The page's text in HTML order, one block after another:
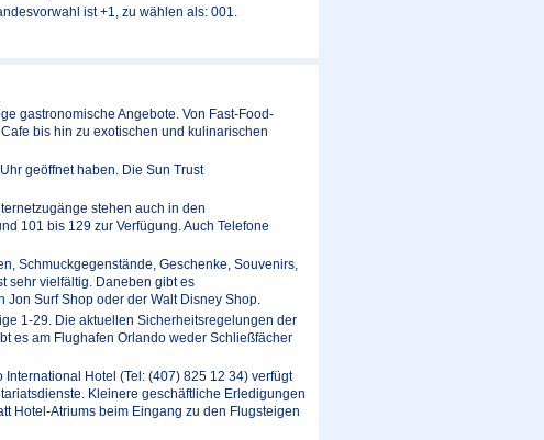
ist +1, zu wählen als: 001.
gastronomische Angebote. Von Fast-Food-
bis hin zu exotischen und kulinarischen
geöffnet haben. Die Sun Trust
stehen auch in den
101 bis 129 zur Verfügung. Auch Telefone
Schmuckgegenstände, Geschenke, Souvenirs,
sehr vielfältig. Daneben gibt es
Surf Shop oder der Walt Disney Shop.
1-29. Die aktuellen Sicherheitsregelungen der
es am Flughafen Orlando weder Schließfächer
Hotel (Tel: (407) 825 12 34) verfügt
Kleinere geschäftliche Erledigungen
Hotel-Atriums beim Eingang zu den Flugsteigen